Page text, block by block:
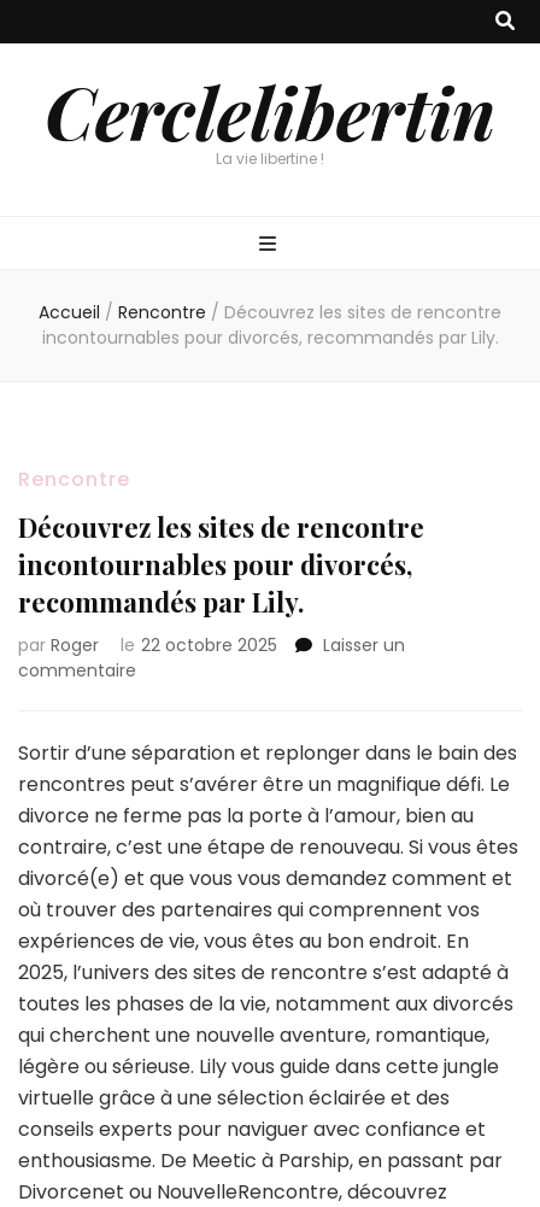
Cerclelibertin
La vie libertine !
Accueil / Rencontre / Découvrez les sites de rencontre
incontournables pour divorcés, recommandés par Lily.
Rencontre
Découvrez les sites de rencontre
incontournables pour divorcés,
recommandés par Lily.
par Roger le 22 octobre 2025
Laisser un
commentaire
sites
de
rencontre
incontournables
pour
divorcés,
recommandés
par
Lily.
Sortir d’une séparation et replonger dans le bain des
rencontres peut s’avérer être un magnifique défi. Le
divorce ne ferme pas la porte à l’amour, bien au
contraire, c’est une étape de renouveau. Si vous êtes
divorcé(e) et que vous vous demandez comment et
où trouver des partenaires qui comprennent vos
expériences de vie, vous êtes au bon endroit. En
2025, l’univers des sites de rencontre s’est adapté à
toutes les phases de la vie, notamment aux divorcés
qui cherchent une nouvelle aventure, romantique,
légère ou sérieuse. Lily vous guide dans cette jungle
virtuelle grâce à une sélection éclairée et des
conseils experts pour naviguer avec confiance et
enthousiasme. De Meetic à Parship, en passant par
Divorcenet ou NouvelleRencontre, découvrez